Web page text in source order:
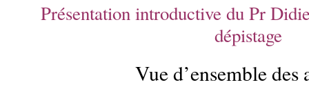
Présentation introductive du Pr
dépistage
Vue d’ensemble des